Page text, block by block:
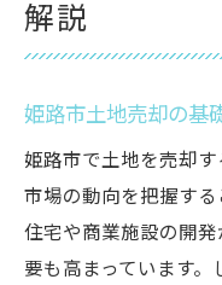
解説
姫路市土地売却の基
姫路市で土地を売却
市場の動向を把握する
住宅や商業施設の開
要も高まっています